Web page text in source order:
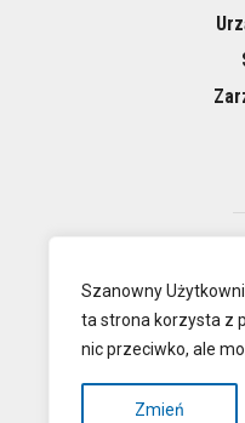
Szanowny
ta strona korzysta z
nic przeciwko, ale
Zmień